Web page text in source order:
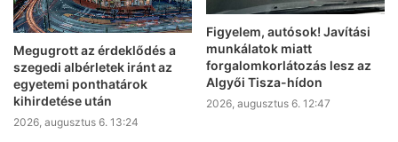
Megugrott az érdeklődés a
szegedi albérletek iránt az
egyetemi ponthatárok
kihirdetése után
2026, augusztus 6. 13:24
Figyelem, autósok! Javítási
munkálatok miatt
forgalomkorlátozás lesz az
Algyői Tisza-hídon
2026, augusztus 6. 12:47